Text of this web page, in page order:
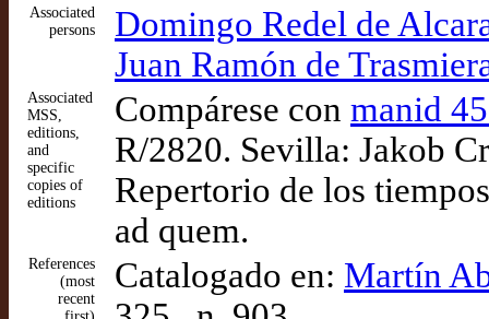
Associated
persons
Domingo Redel de
Juan Ramón de
Associated
MSS,
editions,
and
specific
copies of
editions
Compárese con manid
R/2820. Sevilla: Jakob
Repertorio de los
ad quem.
References
(most
recent
Catalogado en: Martín